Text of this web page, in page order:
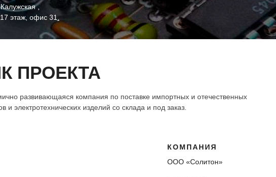
,
этаж, офис 31,
ПРОЕКТА
развивающаяся компания по поставке импортных и отечественных
и электротехнических изделий со склада и под заказ.
КОМПАНИЯ
ООО «Солитон»